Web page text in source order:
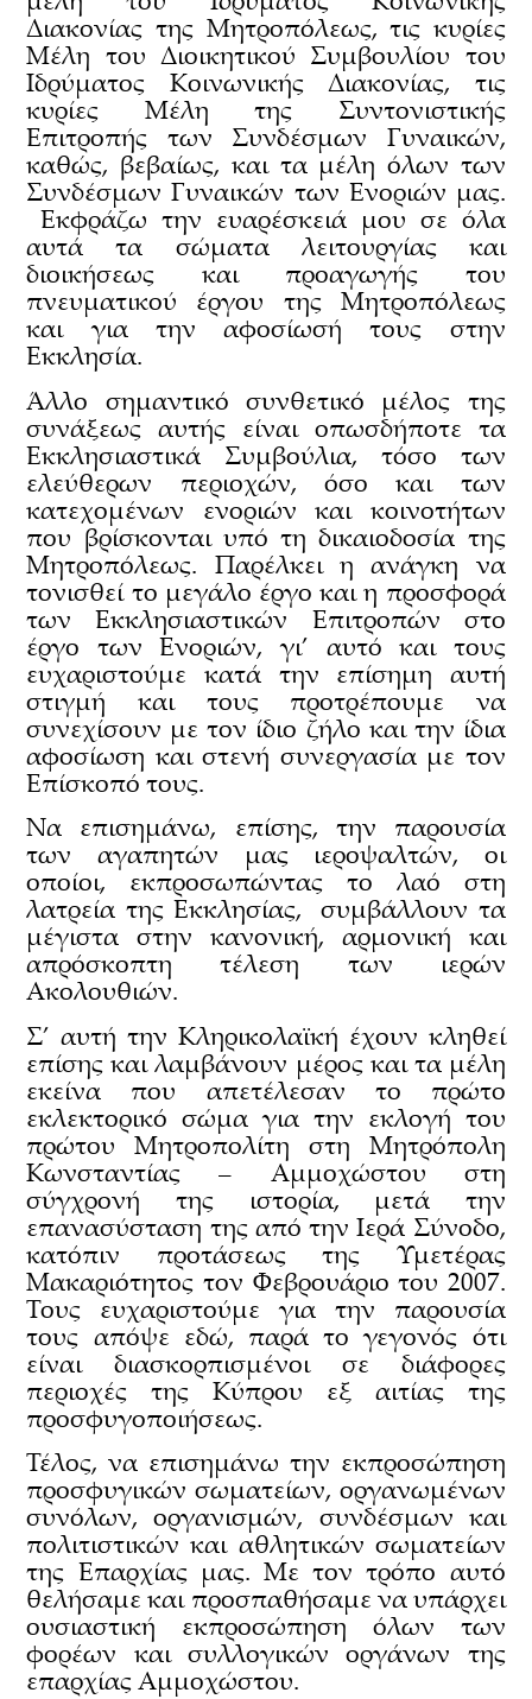
Διακονίας της Μητροπόλεως, τις κυρίες
Μέλη του Διοικητικού Συμβουλίου του
Ιδρύματος Κοινωνικής Διακονίας, τις
κυρίες Μέλη της Συντονιστικής
Επιτροπής των Συνδέσμων Γυναικών,
καθώς, βεβαίως, και τα μέλη όλων των
Συνδέσμων Γυναικών των Ενοριών μας.
Εκφράζω την ευαρέσκειά μου σε όλα
αυτά τα σώματα λειτουργίας και
διοικήσεως και προαγωγής του
πνευματικού έργου της Μητροπόλεως
και για την αφοσίωσή τους στην
Εκκλησία.
Άλλο σημαντικό συνθετικό μέλος της
συνάξεως αυτής είναι οπωσδήποτε τα
Εκκλησιαστικά Συμβούλια, τόσο των
ελεύθερων περιοχών, όσο και των
κατεχομένων ενοριών και κοινοτήτων
που βρίσκονται υπό τη δικαιοδοσία της
Μητροπόλεως. Παρέλκει η ανάγκη να
τονισθεί το μεγάλο έργο και η προσφορά
των Εκκλησιαστικών Επιτροπών στο
έργο των Ενοριών, γι’ αυτό και τους
ευχαριστούμε κατά την επίσημη αυτή
στιγμή και τους προτρέπουμε να
συνεχίσουν με τον ίδιο ζήλο και την ίδια
αφοσίωση και στενή συνεργασία με τον
Επίσκοπό τους.
Να επισημάνω, επίσης, την παρουσία
των αγαπητών μας ιεροψαλτών, οι
οποίοι, εκπροσωπώντας το λαό στη
λατρεία της Εκκλησίας, συμβάλλουν τα
μέγιστα στην κανονική, αρμονική και
απρόσκοπτη τέλεση των ιερών
Ακολουθιών.
Σ’ αυτή την Κληρικολαϊκή έχουν κληθεί
επίσης και λαμβάνουν μέρος και τα μέλη
εκείνα που απετέλεσαν το πρώτο
εκλεκτορικό σώμα για την εκλογή του
πρώτου Μητροπολίτη στη Μητρόπολη
Κωνσταντίας – Αμμοχώστου στη
σύγχρονή της ιστορία, μετά την
επανασύσταση της από την Ιερά Σύνοδο,
κατόπιν προτάσεως της Υμετέρας
Μακαριότητος τον Φεβρουάριο του 2007.
Τους ευχαριστούμε για την παρουσία
τους απόψε εδώ, παρά το γεγονός ότι
είναι διασκορπισμένοι σε διάφορες
περιοχές της Κύπρου εξ αιτίας της
προσφυγοποιήσεως.
Τέλος, να επισημάνω την εκπροσώπηση
προσφυγικών σωματείων, οργανωμένων
συνόλων, οργανισμών, συνδέσμων και
πολιτιστικών και αθλητικών σωματείων
της Επαρχίας μας. Με τον τρόπο αυτό
θελήσαμε και προσπαθήσαμε να υπάρχει
ουσιαστική εκπροσώπηση όλων των
φορέων και συλλογικών οργάνων της
επαρχίας Αμμοχώστου.